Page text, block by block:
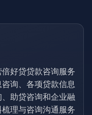
好贷贷款咨询服务
询、各项贷款信息
助贷咨询和企业融
理与咨询沟通服务